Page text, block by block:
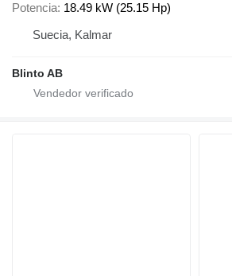
Potencia 18.49 kW (25.15 Hp)
Suecia, Kalmar
Blinto AB